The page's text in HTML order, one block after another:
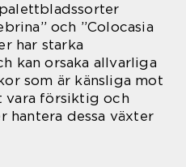
och ”Colocasia
har starka
kan orsaka allvarliga
som är känsliga mot
vara försiktig och
hantera dessa växter